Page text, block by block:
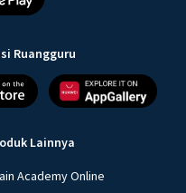
Ruangguru
Lainnya
Academy Online